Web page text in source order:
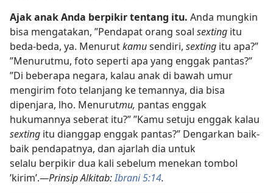
Ajak anak Anda berpikir tentang itu. Anda mungkin
bisa mengatakan, ”Pendapat orang soal sexting itu
beda-beda, ya. Menurutkamusendiri, sexting itu apa?”
”Menurutmu, foto seperti apa yang enggak pantas?”
”Di beberapa negara, kalau anak di bawah umur
mengirim foto telanjang ke temannya, dia bisa
dipenjara, lho. Menurutmu, pantas enggak
hukumannya seberat itu?” ”Kamu setuju enggak kalau
sexting itu dianggap enggak pantas?” Dengarkan baik-
baik pendapatnya, dan ajarlah dia untuk
selalu berpikir dua kali sebelum menekan tombol
’kirim’.—Prinsip Alkitab:Ibrani 5:14.